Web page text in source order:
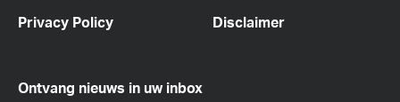
Privacy Policy
Disclaimer
Ontvang nieuws in uw inbox